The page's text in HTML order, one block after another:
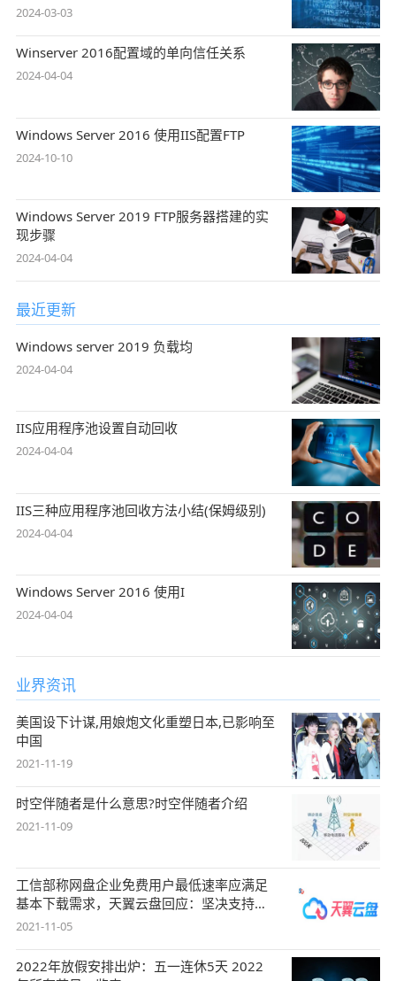
2024-03-03
Winserver 2016配置域的单向信任关系
2024-04-04
Windows Server 2016 使用IIS配置FTP
2024-10-10
Windows Server 2019 FTP服务器搭建的实
现步骤
2024-04-04
最近更新
Windows server 2019 负载均
2024-04-04
IIS应用程序池设置自动回收
2024-04-04
IIS三种应用程序池回收方法小结(保姆级别)
2024-04-04
Windows Server 2016 使用I
2024-04-04
业界资讯
美国设下计谋,用娘炮文化重塑日本,已影响至
中国
2021-11-19
时空伴随者是什么意思?时空伴随者介绍
2021-11-09
工信部称网盘企业免费用户最低速率应满足
基本下载需求，天翼云盘回应：坚决支持，
始终
2021-11-05
2022年放假安排出炉：五一连休5天 2022